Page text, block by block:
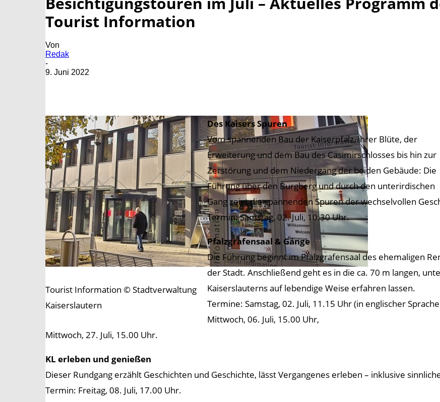
Tourist Information
Von
Redak
-
9. Juni 2022
Tourist Information © Stadtverwaltung
Kaiserslautern
Des Kaisers Spuren
Vom spannenden Bau der Kaiserpfalz, ihrer Blüte, der
Erweiterung und dem Bau des Casimirschlosses bis hin zur
Zerstörung und dem Niedergang der beiden Gebäude: Die
Führung über den Burgberg und durch den unterirdischen
Gang zeigt die spannenden Spuren der wechselvollen
Termin: Samstag, 02. Juli, 10.30 Uhr.
Pfalzgrafensaal & Gänge
Die Führung beginnt im Pfalzgrafensaal des ehemaligen
der Stadt. Anschließend geht es in die ca. 70 m langen,
Kaiserslauterns auf lebendige Weise erfahren lassen.
Termine: Samstag, 02. Juli, 11.15 Uhr (in englischer
Mittwoch, 06. Juli, 15.00 Uhr,
Mittwoch, 27. Juli, 15.00 Uhr.
KL erleben und genießen
Dieser Rundgang erzählt Geschichten und Geschichte, lässt Vergangenes erleben – inklusive
Termin: Freitag, 08. Juli, 17.00 Uhr.